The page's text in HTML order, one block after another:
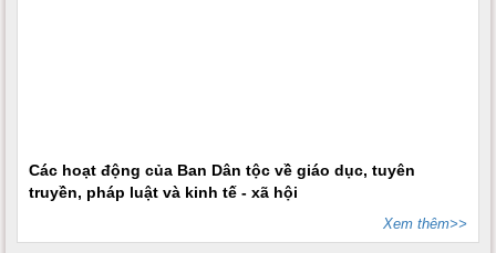
Các hoạt động của Ban Dân tộc về giáo dục, tuyên
truyền, pháp luật và kinh tế - xã hội
Xem thêm>>